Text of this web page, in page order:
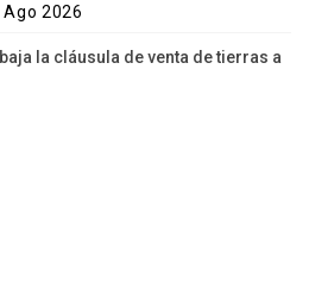
Ago 2026
la cláusula de venta de tierras a